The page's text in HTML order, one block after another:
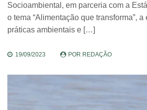
Socioambiental, em parceria com a
o tema “Alimentação que transforma”,
práticas ambientais e […]
19/09/2023 POR REDAÇÃO